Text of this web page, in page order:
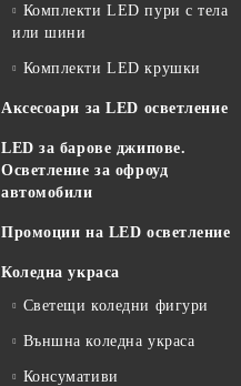
Комплекти LED пури с тела
или шини
Комплекти LED крушки
Аксесоари за LED осветление
LED за барове джипове.
Осветление за офроуд
автомобили
Промоции на LED осветление
Коледна украса
Светещи коледни фигури
Външна коледна украса
Консумативи